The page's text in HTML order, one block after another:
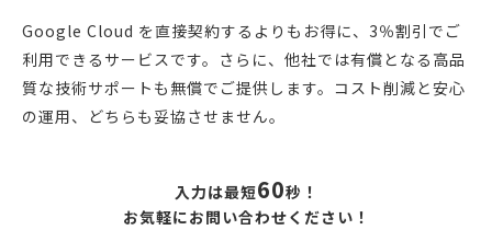
Google Cloud を直接契約するよりもお得に、3％割引でご
利用できるサービスです。 さらに、他社では有償となる高品
質な技術サポートも無償でご提供します。 コスト削減と安心
の運用、どちらも妥協させません。
入力は最短60秒！
お気軽にお問い合わせください！